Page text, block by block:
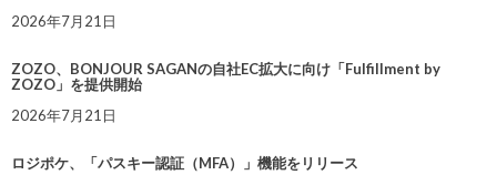
2026年7月21日
ZOZO、BONJOUR SAGANの自社EC拡大に向け「Fulfillment by
ZOZO」を提供開始
2026年7月21日
ロジポケ、「パスキー認証（MFA）」機能をリリース